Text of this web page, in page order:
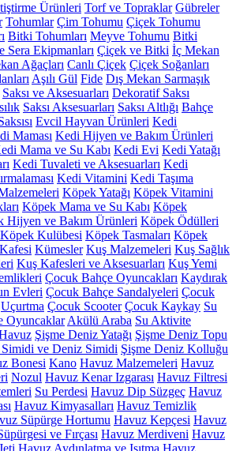
Ürünleri Torf ve Topraklar Gübreler
Tohumlar Çim Tohumu Çiçek Tohumu
Bitki Tohumları Meyve Tohumu Bitki
Sera Ekipmanları Çiçek ve Bitki İç Mekan
Ağaçları Canlı Çiçek Çiçek Soğanları
Aşılı Gül Fide Dış Mekan Sarmaşık
Saksı ve Aksesuarları Dekoratif Saksı
Saksı Aksesuarları Saksı Altlığı Bahçe
Evcil Hayvan Ürünleri Kedi
Maması Kedi Hijyen ve Bakım Ürünleri
Mama ve Su Kabı Kedi Evi Kedi Yatağı
Kedi Tuvaleti ve Aksesuarları Kedi
Kedi Vitamini Kedi Taşıma
Köpek Yatağı Köpek Vitamini
Köpek Mama ve Su Kabı Köpek
Hijyen ve Bakım Ürünleri Köpek Ödülleri
Köpek Kulübesi Köpek Tasmaları Köpek
Kümesler Kuş Malzemeleri Kuş Sağlık
Kuş Kafesleri ve Aksesuarları Kuş Yemi
Çocuk Bahçe Oyuncakları Kaydırak
Evleri Çocuk Bahçe Sandalyeleri Çocuk
Uçurtma Çocuk Scooter Çocuk Kaykay Su
Oyuncaklar Akülü Araba Su Aktivite
Şişme Deniz Yatağı Şişme Deniz Topu
ve Deniz Simidi Şişme Deniz Kolluğu
Bonesi Kano Havuz Malzemeleri Havuz
Nozul Havuz Kenar Izgarası Havuz Filtresi
Su Perdesi Havuz Dip Süzgeç Havuz
Havuz Kimyasalları Havuz Temizlik
Süpürge Hortumu Havuz Kepçesi Havuz
ve Fırçası Havuz Merdiveni Havuz
Havuz Aydınlatma ve Isıtma Havuz